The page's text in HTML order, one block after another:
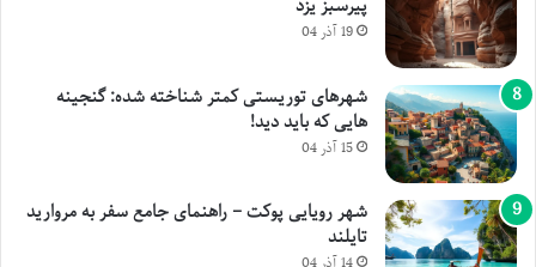
پیرسبز یزد
19 آذر 04
شهرهای توریستی کمتر شناخته شده: گنجینه
هایی که باید دید!
15 آذر 04
شهر رویایی پوکت – راهنمای جامع سفر به مروارید
تایلند